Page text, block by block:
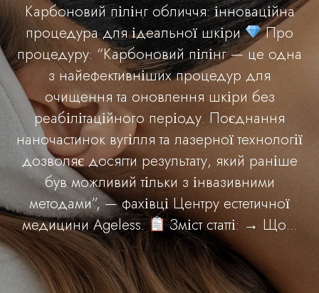
Карбоновий пілінг обличчя: інноваційна
процедура для ідеальної шкіри
Про
процедуру: “Карбоновий пілінг — це одна
з найефективніших процедур для
очищення та оновлення шкіри без
реабілітаційного періоду. Поєднання
наночастинок вугілля та лазерної технології
дозволяє досягти результату, який раніше
був можливий тільки з інвазивними
методами”, — фахівці Центру естетичної
медицини Ageless.
Зміст статті: → Що...